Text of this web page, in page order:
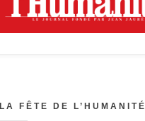
LA FÊTE DE L’HUMANITÉ